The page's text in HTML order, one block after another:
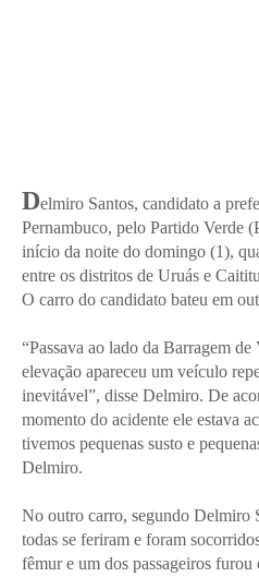
Delmiro Santos, candidato a
Pernambuco, pelo Partido Verde
início da noite do domingo (1),
entre os distritos de Uruás e
O carro do candidato bateu em
“Passava ao lado da Barragem
elevação apareceu um veículo
inevitável”, disse Delmiro. De
momento do acidente ele estava
tivemos pequenas susto e
Delmiro.
No outro carro, segundo Delmiro
todas se feriram e foram
fêmur e um dos passageiros furou